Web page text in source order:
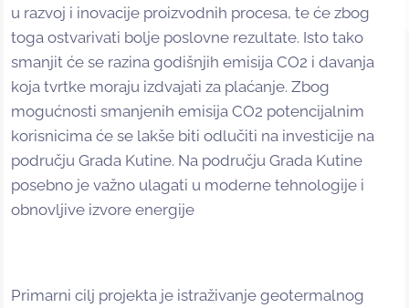
u razvoj i inovacije proizvodnih procesa, te će zbog
toga ostvarivati bolje poslovne rezultate. Isto tako
smanjit će se razina godišnjih emisija CO2 i davanja
koja tvrtke moraju izdvajati za plaćanje. Zbog
mogućnosti smanjenih emisija CO2 potencijalnim
korisnicima će se lakše biti odlučiti na investicije na
području Grada Kutine. Na području Grada Kutine
posebno je važno ulagati u moderne tehnologije i
obnovljive izvore energije
Primarni cilj projekta je istraživanje geotermalnog